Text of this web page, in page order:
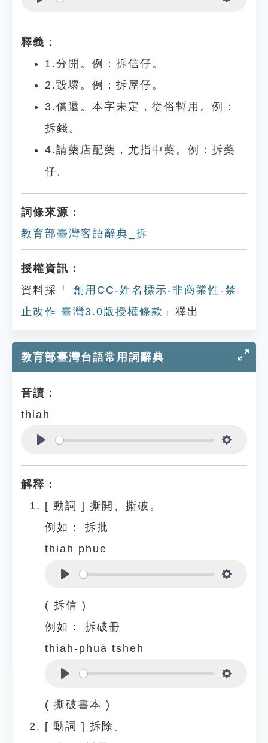
釋義：
1.分開。例：拆信仔。
2.毀壞。例：拆屋仔。
3.償還。本字未定，從俗暫用。例：
拆錢。
4.請藥店配藥，尤指中藥。例：拆藥
仔。
詞條來源：
教育部臺灣客語辭典_拆
授權資訊：
資料採「
創用CC-姓名標示-非商業性-禁
止改作 臺灣3.0版授權條款 」釋出
教育部臺灣台語常用詞辭典
音讀：
thiah
解釋：
[ 動詞 ] 撕開、撕破。
例如：
拆批
thiah phue
( 拆信 )
例如：
拆破冊
thiah-phuà tsheh
( 撕破書本 )
[ 動詞 ] 拆除。